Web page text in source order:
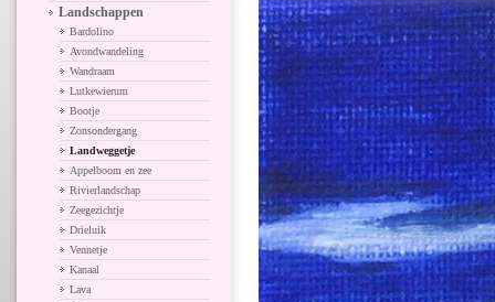
Landschappen
Bardolino
Avondwandeling
Wandraam
Lutkewierum
Bootje
Zonsondergang
Landweggetje
Appelboom en zee
Rivierlandschap
Zeegezichtje
Drieluik
Vennetje
Kanaal
Lava